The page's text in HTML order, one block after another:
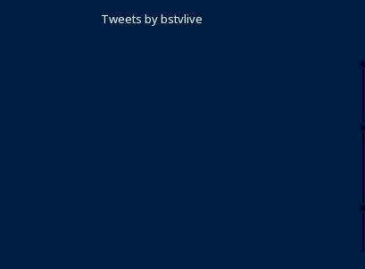
Tweets by bstvlive